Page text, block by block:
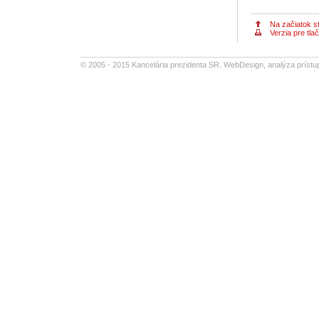
Na začiatok
Verzia pre tlač
© 2005 - 2015 Kancelária prezidenta SR. WebDesign, analýza